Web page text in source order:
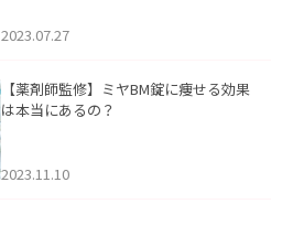
2023.07.27
【薬剤師監修】ミヤBM錠に痩せる効果
は本当にあるの？
2023.11.10